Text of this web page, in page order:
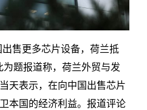
售更多芯片设备，荷兰抵
为题报道称，荷兰外贸与发
天表示，在向中国出售芯片
本国的经济利益。报道评论